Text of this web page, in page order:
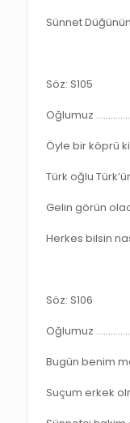
Sünnet
Söz: S105
Oğlumuz
Öyle bir köprü
Türk oğlu
Gelin görün
Herkes bilsin
Söz: S106
Oğlumuz
Bugün benim
Suçum erkek